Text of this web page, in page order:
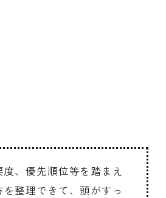
、優先順位等を踏まえ
整理できて、頭がすっ